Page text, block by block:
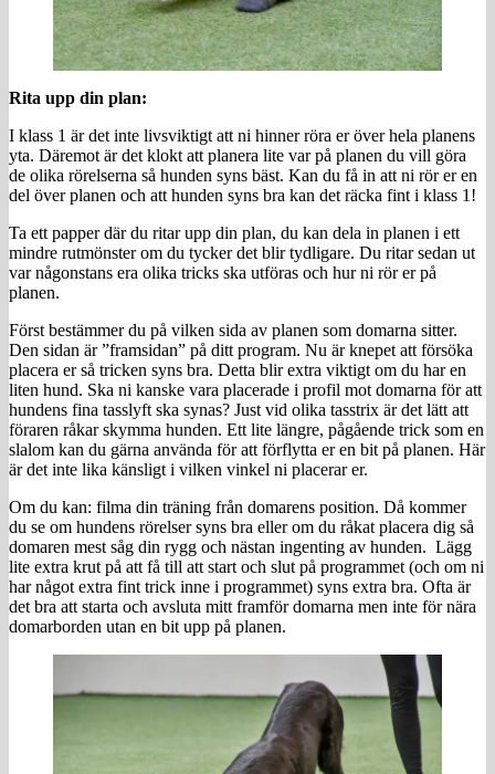
Rita upp din plan:
I klass 1 är det inte livsviktigt att ni hinner röra er över hela planens
yta. Däremot är det klokt att planera lite var på planen du vill göra
de olika rörelserna så hunden syns bäst. Kan du få in att ni rör er en
del över planen och att hunden syns bra kan det räcka fint i klass 1!
Ta ett papper där du ritar upp din plan, du kan dela in planen i ett
mindre rutmönster om du tycker det blir tydligare. Du ritar sedan ut
var någonstans era olika tricks ska utföras och hur ni rör er på
planen.
Först bestämmer du på vilken sida av planen som domarna sitter.
Den sidan är ”framsidan” på ditt program. Nu är knepet att försöka
placera er så tricken syns bra. Detta blir extra viktigt om du har en
liten hund. Ska ni kanske vara placerade i profil mot domarna för att
hundens fina tasslyft ska synas? Just vid olika tasstrix är det lätt att
föraren råkar skymma hunden. Ett lite längre, pågående trick som en
slalom kan du gärna använda för att förflytta er en bit på planen. Här
är det inte lika känsligt i vilken vinkel ni placerar er.
Om du kan: filma din träning från domarens position. Då kommer
du se om hundens rörelser syns bra eller om du råkat placera dig så
domaren mest såg din rygg och nästan ingenting av hunden. Lägg
lite extra krut på att få till att start och slut på programmet (och om ni
har något extra fint trick inne i programmet) syns extra bra. Ofta är
det bra att starta och avsluta mitt framför domarna men inte för nära
domarborden utan en bit upp på planen.